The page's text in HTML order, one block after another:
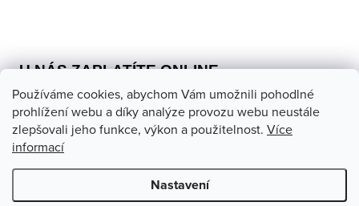
Používáme cookies, abychom Vám umožnili pohodlné
prohlížení webu a díky analýze provozu webu neustále
zlepšovali jeho funkce, výkon a použitelnost. Více
informací
Nastavení
U NÁS ZAPLATÍTE ONLINE